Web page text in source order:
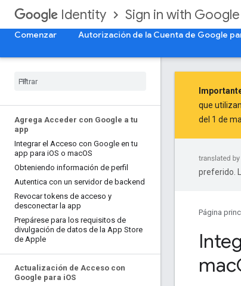
Identity Sign in with
Comenzar
Autorización de la Cuenta de Google
Agrega Acceder con Google a tu
app
Integrar el Acceso con Google en tu
app para iOS o macOS
Obteniendo información de perfil
Autentica con un servidor de backend
Revocar tokens de acceso y
desconectar la app
Prepárese para los requisitos de
divulgación de datos de la App Store
de Apple
Actualización de Acceso con
Google para iOS
que
del 1 de
preferido.
Página
mac